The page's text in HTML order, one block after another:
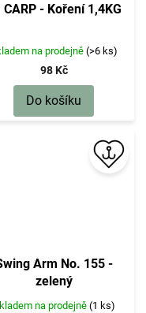
CARP - Koření 1,4KG
na prodejně(>6 ks)
98 Kč
Do košíku
Arm No. 155 -
zelený
na prodejně(1 ks)